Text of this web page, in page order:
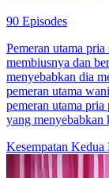
90 Episodes
Pemeran utama
membiusnya dan
menyebabkan dia
pemeran utama
pemeran utama
yang menyebabkan
Kesempatan Kedua